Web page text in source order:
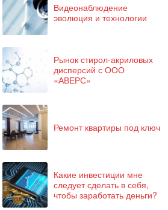
Видеонаблюдение
эволюция и технологии
Рынок стирол-акриловых
дисперсий с ООО
«АВЕРС»
Ремонт квартиры под ключ
Какие инвестиции мне
следует сделать в себя,
чтобы заработать деньги?